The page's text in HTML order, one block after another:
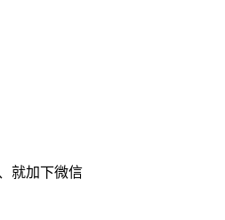
就加下微信